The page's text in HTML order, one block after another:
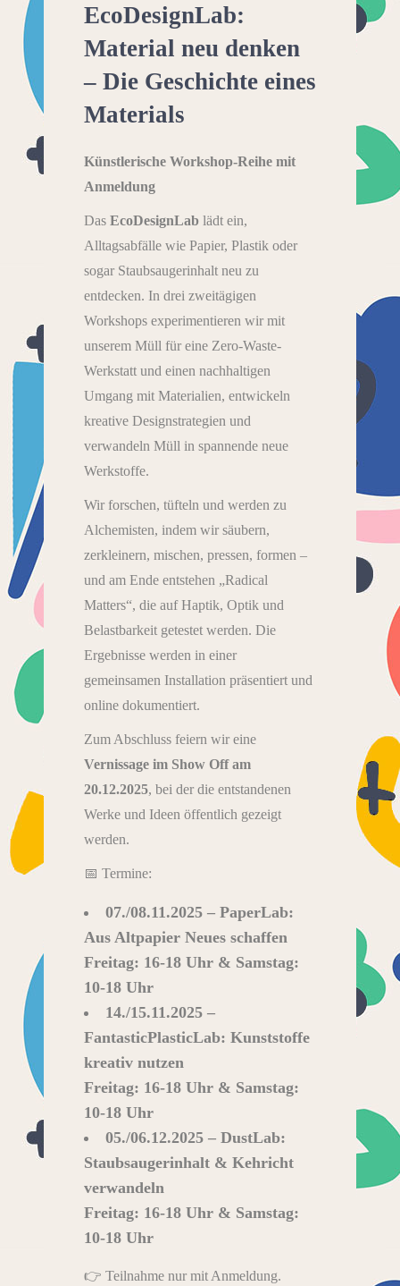
EcoDesignLab:
Material neu denken
– Die Geschichte eines
Materials
Künstlerische Workshop-Reihe mit
Anmeldung
Das EcoDesignLab lädt ein,
Alltagsabfälle wie Papier, Plastik oder
sogar Staubsaugerinhalt neu zu
entdecken. In drei zweitägigen
Workshops experimentieren wir mit
unserem Müll für eine Zero-Waste-
Werkstatt und einen nachhaltigen
Umgang mit Materialien, entwickeln
kreative Designstrategien und
verwandeln Müll in spannende neue
Werkstoffe.
Wir forschen, tüfteln und werden zu
Alchemisten, indem wir säubern,
zerkleinern, mischen, pressen, formen –
und am Ende entstehen „Radical
Matters“, die auf Haptik, Optik und
Belastbarkeit getestet werden. Die
Ergebnisse werden in einer
gemeinsamen Installation präsentiert und
online dokumentiert.
Zum Abschluss feiern wir eine
Vernissage im Show Off am
20.12.2025, bei der die entstandenen
Werke und Ideen öffentlich gezeigt
werden.
📅 Termine:
07./08.11.2025 – PaperLab:
Aus Altpapier Neues schaffen
Freitag: 16-18 Uhr & Samstag:
10-18 Uhr
14./15.11.2025 –
FantasticPlasticLab: Kunststoffe
kreativ nutzen
Freitag: 16-18 Uhr & Samstag:
10-18 Uhr
05./06.12.2025 – DustLab:
Staubsaugerinhalt & Kehricht
verwandeln
Freitag: 16-18 Uhr & Samstag:
10-18 Uhr
👉 Teilnahme nur mit Anmeldung.